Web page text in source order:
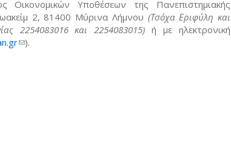
Οικονομικών Υποθέσεων της Πανεπιστημιακής
2, 81400 Μύρινα Λήμνου (Τσόχα Εριφύλη και
2254083016 και 2254083015) ή με ηλεκτρονική
(link sends e-mail)
).